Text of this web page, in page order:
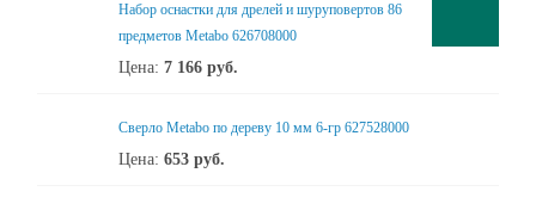
Набор оснастки для дрелей и шуруповертов 86
предметов Metabo 626708000
Цена: 7 166 руб.
Сверло Metabo по дереву 10 мм 6-гр 627528000
Цена: 653 руб.